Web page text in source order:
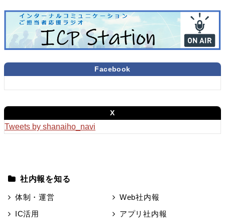
Facebook
X
Tweets by shanaiho_navi
社内報を知る
体制・運営
IC活用
Web社内報
アプリ社内報